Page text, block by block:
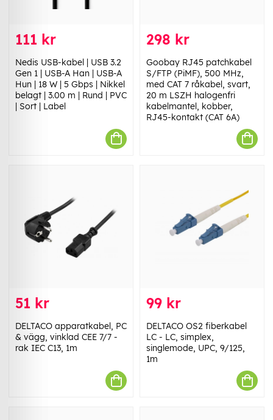
111 kr
Nedis USB-kabel | USB 3.2
Gen 1 | USB-A Han | USB-A
Hun | 18 W | 5 Gbps | Nikkel
belagt | 3.00 m | Rund | PVC
| Sort | Label
298 kr
Goobay RJ45 patchkabel
S/FTP (PiMF), 500 MHz,
med CAT 7 råkabel, svart,
20 m LSZH halogenfri
kabelmantel, kobber,
RJ45-kontakt (CAT 6A)
51 kr
DELTACO apparatkabel, PC
& vägg, vinklad CEE 7/7 -
rak IEC C13, 1m
99 kr
DELTACO OS2 fiberkabel
LC - LC, simplex,
singlemode, UPC, 9/125,
1m